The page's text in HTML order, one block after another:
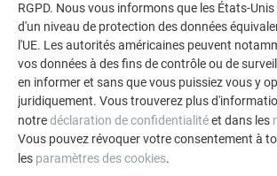
RETOUR
L’ENTREPRISE FAMILIALE | PREFA
À propos de nous
Durabilité
NOUS VOUS
Trouver un
RGPD. Nous vous informons que les États-
d'un niveau de protection des données
l'UE. Les autorités américaines peuvent
vos données à des fins de contrôle ou de
en informer et sans que vous puissiez vous y
juridiquement. Vous trouverez plus
notredéclaration de confidentialitéet dans les
Vous pouvez révoquer votre consentement à
les paramètres des cookies.